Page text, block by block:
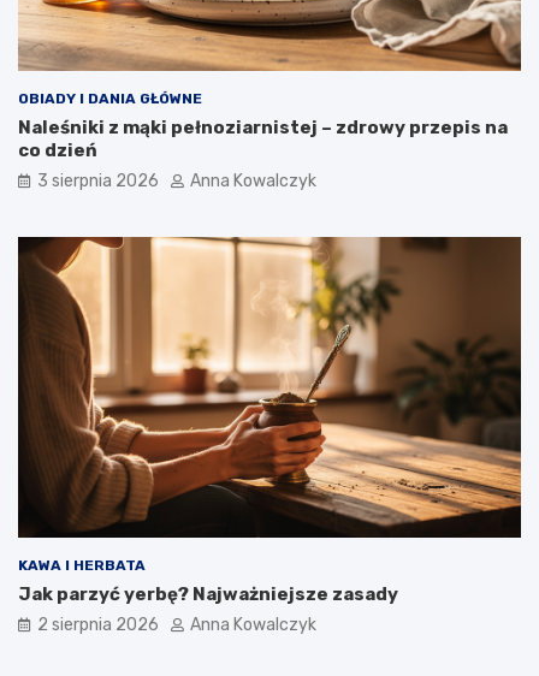
OBIADY I DANIA GŁÓWNE
Naleśniki z mąki pełnoziarnistej – zdrowy przepis na
co dzień
3 sierpnia 2026 Anna Kowalczyk
KAWA I HERBATA
Jak parzyć yerbę? Najważniejsze zasady
2 sierpnia 2026 Anna Kowalczyk